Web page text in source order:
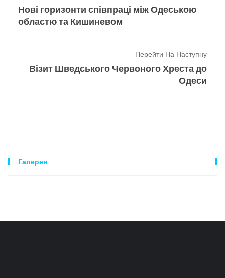
Нові горизонти співпраці між Одеською
областю та Кишиневом
Перейти На Наступну
Візит Шведського Червоного Хреста до
Одеси
Галерея